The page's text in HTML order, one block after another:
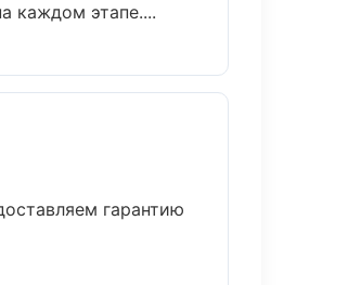
каждом этапе....
гарантию